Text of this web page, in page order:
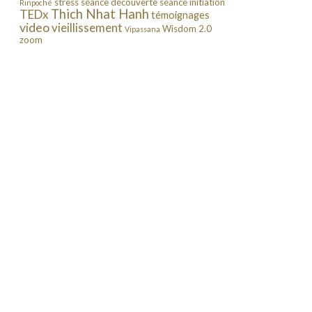
Rinpoché stress séance découverte séance initiation
TEDx Thich Nhat Hanh témoignages
videovieillissement Vipassana Wisdom 2.0
zoom